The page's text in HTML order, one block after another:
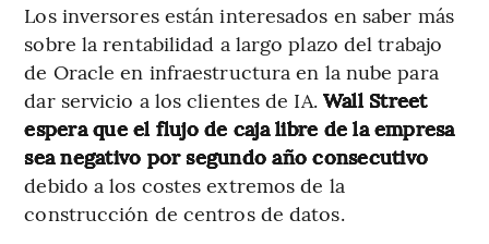
Los inversores están interesados en saber más
sobre la rentabilidad a largo plazo del trabajo
de Oracle en infraestructura en la nube para
dar servicio a los clientes de IA. Wall Street
espera que el flujo de caja libre de la empresa
sea negativo por segundo año consecutivo
debido a los costes extremos de la
construcción de centros de datos.